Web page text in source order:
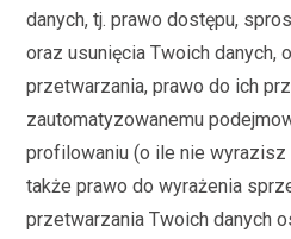
danych, tj. prawo dostępu,
oraz usunięcia Twoich danych,
przetwarzania, prawo do ich
zautomatyzowanemu
profilowaniu (o ile nie wyrazisz
także prawo do wyrażenia
przetwarzania Twoich danych